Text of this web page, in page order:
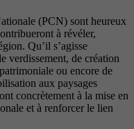
(PCN) sont heureux
à révéler,
Qu’il s’agisse
verdissement, de création
ou encore de
aux paysages
concrètement à la mise en
et à renforcer le lien